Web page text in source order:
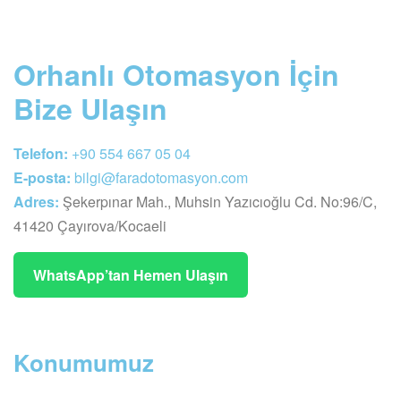
Orhanlı Otomasyon İçin
Bize Ulaşın
Telefon: +90 554 667 05 04
E-posta: bilgi@faradotomasyon.com
Adres: Şekerpınar Mah., Muhsin Yazıcıoğlu Cd. No:96/C,
41420 Çayırova/Kocaeli
WhatsApp’tan Hemen Ulaşın
Konumumuz